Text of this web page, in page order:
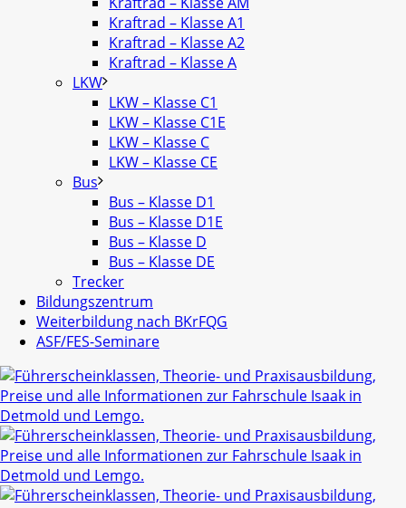
Kraftrad – Klasse A1
Kraftrad – Klasse A2
Kraftrad – Klasse A
LKW
LKW – Klasse C1
LKW – Klasse C1E
LKW – Klasse C
LKW – Klasse CE
Bus
Bus – Klasse D1
Bus – Klasse D1E
Bus – Klasse D
Bus – Klasse DE
Trecker
Bildungszentrum
Weiterbildung nach BKrFQG
ASF/FES-Seminare